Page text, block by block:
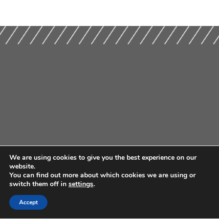
We are using cookies to give you the best experience on our
website.
You can find out more about which cookies we are using or
switch them off in settings.
Accept